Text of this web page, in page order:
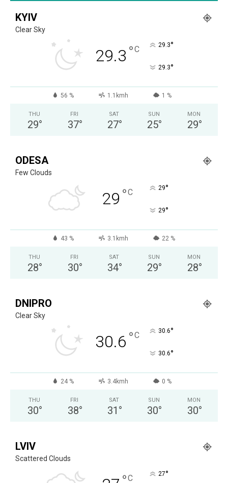
KYIV
Clear Sky
29.3 °C 29.3°
29.3°
56 % 1.1kmh 1 %
THU
29°
FRI
37°
SAT
27°
SUN
25°
MON
29°
ODESA
Few Clouds
29 °C 29°
29°
43 % 3.1kmh 22 %
THU
28°
FRI
30°
SAT
34°
SUN
29°
MON
28°
DNIPRO
Clear Sky
30.6 °C 30.6°
30.6°
24 % 3.4kmh 0 %
THU
30°
FRI
38°
SAT
31 °
SUN
30°
MON
30°
LVIV
Scattered Clouds
C 27°